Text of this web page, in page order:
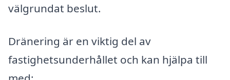
välgrundat beslut.
Dränering är en viktig del av
fastighetsunderhållet och kan hjälpa till